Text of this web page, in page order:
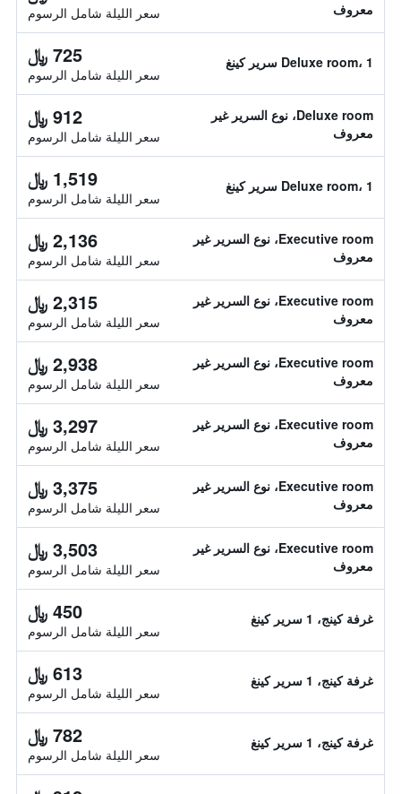
معروف
سعر الليلة شامل الرسوم
Deluxe room، 1 سرير كينغ 725 ﷼
سعر الليلة شامل الرسوم
Deluxe room، نوع السرير غير
معروف
912 ﷼
سعر الليلة شامل الرسوم
Deluxe room، 1 سرير كينغ 1,519 ﷼
سعر الليلة شامل الرسوم
Executive room، نوع السرير غير
معروف
2,136 ﷼
سعر الليلة شامل الرسوم
Executive room، نوع السرير غير
معروف
2,315 ﷼
سعر الليلة شامل الرسوم
Executive room، نوع السرير غير
معروف
2,938 ﷼
سعر الليلة شامل الرسوم
Executive room، نوع السرير غير
معروف
3,297 ﷼
سعر الليلة شامل الرسوم
Executive room، نوع السرير غير
معروف
3,375 ﷼
سعر الليلة شامل الرسوم
Executive room، نوع السرير غير
معروف
3,503 ﷼
سعر الليلة شامل الرسوم
غرفة كينج، 1 سرير كينغ 450 ﷼
سعر الليلة شامل الرسوم
غرفة كينج، 1 سرير كينغ 613 ﷼
سعر الليلة شامل الرسوم
غرفة كينج، 1 سرير كينغ 782 ﷼
سعر الليلة شامل الرسوم